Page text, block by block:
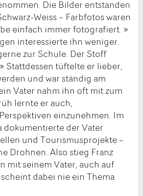
Die Bilder entstanden
Weiss – Farbfotos waren
einfach immer fotografiert. »
interessierte ihn weniger.
zur Schule. Der Stoff
Stattdessen tüftelte er lieber,
und war ständig am
Vater nahm ihn oft mit zum
lernte er auch,
einzunehmen. Im
dokumentierte der Vater
und Tourismusprojekte –
Drohnen. Also stieg Franz
mit seinem Vater, auch auf
dabei nie ein Thema